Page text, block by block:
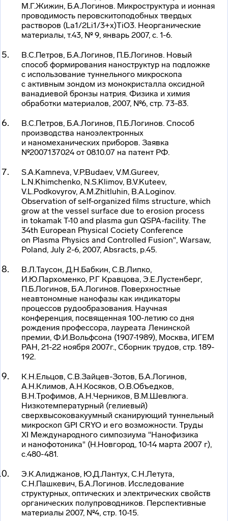
М.Г.Жижин, Б.А.Логинов. Микроструктура и ионная
проводимость перовскитоподобных твердых
растворов (La1/2Li1/3+x)TiO3. Неорганические
материалы, т.43, № 9, январь 2007, с. 1-6.
В.С.Петров, Б.А.Логинов, П.Б.Логинов. Новый
способ формирования наноструктур на подложке
с использование туннельного микроскопа
с активным зондом из монокристалла оксидной
ванадиевой бронзы натрия. Физика и химия
обработки материалов, 2007, №6, стр. 73-83.
В.С.Петров, Б.А.Логинов, П.Б.Логинов. Способ
производства наноэлектронных
и наномеханических приборов. Заявка
№2007137024 от 08.10.07 на патент РФ.
S.A.Kamneva, V.P.Budaev, V.M.Gureev,
L.N.Khimchenko, N.S.Klimov, B.V.Kuteev,
V.L.Podkovyrov, A.M.Zhitluhin, B.A.Loginov.
Observation ofself-organized films structure, which
grow at the vessel surface due to erosion process
in tokamak T-10 and plasma gun QSPA-facility. The
34th European Physical Cociety Conference
on Plasma Physics and Controlled Fusion", Warsaw,
Poland, July 2-6, 2007, Absracts, p.45.
В.Л.Таусон, Д.Н.Бабкин, С.В.Липко,
И.Ю.Пархоменко, Р.Г Кравцова, Э.Е.Лустенберг,
П.Б.Логинов, Б.А.Логинов. Поверхностные
неавтономные нанофазы как индикаторы
процессов рудообразования. Научная
конференция, посвященная 100-летию со дня
рождения профессора, лауреата Ленинской
премии, Ф.И.Вольфсона (1907-1989), Москва, ИГЕМ
РАН, 21-22 ноября 2007г., Сборник трудов, стр. 189-
192.
К.Н.Ельцов, С.В.Зайцев-Зотов, Б.А.Логинов,
А.Н.Климов, А.Н.Косяков, О.В.Объедков,
В.Н.Трофимов, А.Н.Черников, В.М.Шевлюга.
Низкотемпературный (гелиевый)
сверхвысоковакуумный сканирующий туннельный
микроскоп GPI CRYO и его возможности. Труды
XI Международного симпозиума "Нанофизика
и нанофотоника" (Н.Новгород, 10-14 марта 2007 г),
с.480-481.
Э.К.Алиджанов, Ю.Д.Лантух, С.Н.Летута,
С.Н.Пашкевич, Б.А.Логинов. Исследование
структурных, оптических и электрических свойств
органических полупроводников. Перспективные
материалы 2007, №4, стр. 10-15.